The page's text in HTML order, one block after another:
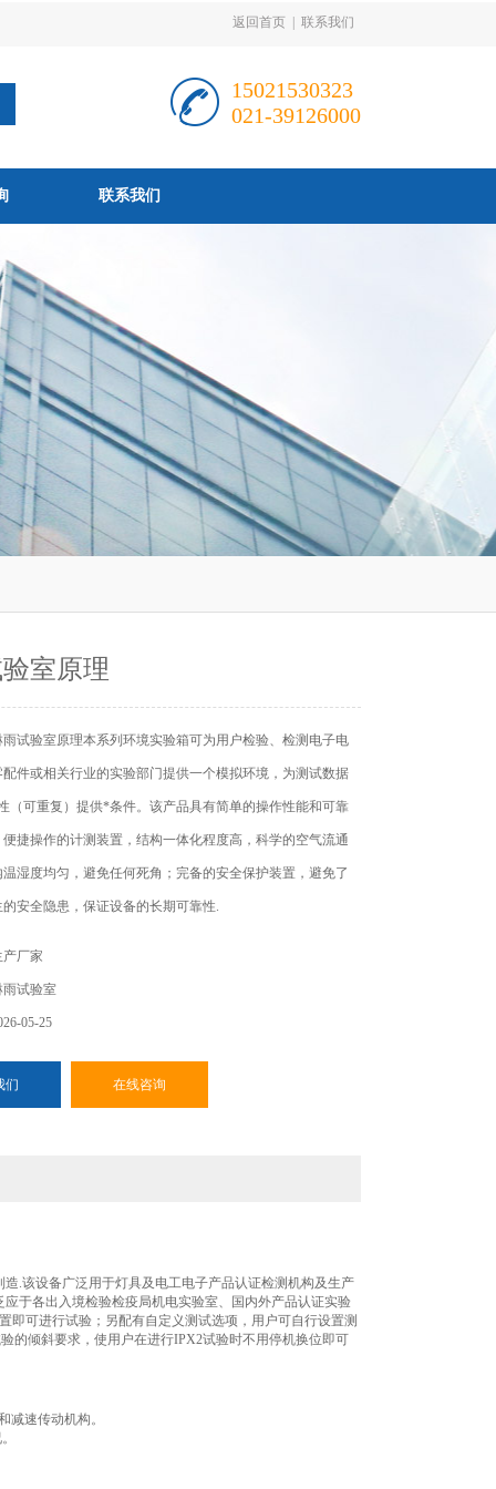
返回首页 联系我们
15021530323
021-39126000
联系我们
室原理
试验室原理本系列环境实验箱可为用户检验、检测电子电
件或相关行业的实验部门提供一个模拟环境，为测试数据
（可重复）提供*条件。该产品具有简单的操作性能和可靠
捷操作的计测装置，结构一体化程度高，科学的空气流通
湿度均匀，避免任何死角；完备的安全保护装置，避免了
安全隐患，保证设备的长期可靠性.
厂家
雨试验室
05-25
们 在线咨询
.该设备广泛用于灯具及电工电子产品认证检测机构及生产
于各出入境检验检疫局机电实验室、国内外产品认证实验
可进行试验；另配有自定义测试选项，用户可自行设置测
的倾斜要求，使用户在进行IPX2试验时不用停机换位即可
减速传动机构。